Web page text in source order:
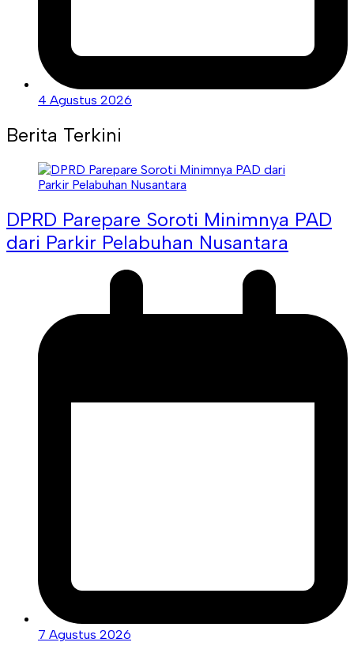
4 Agustus 2026
Berita Terkini
DPRD Parepare Soroti Minimnya PAD
dari Parkir Pelabuhan Nusantara
7 Agustus 2026